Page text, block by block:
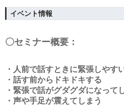
イベント情報
〇セミナー概要：
・人前で話すときに緊張しやす
・話す前からドキドキする
・緊張で話がグダグダになって
・声や手足が震えてしまう